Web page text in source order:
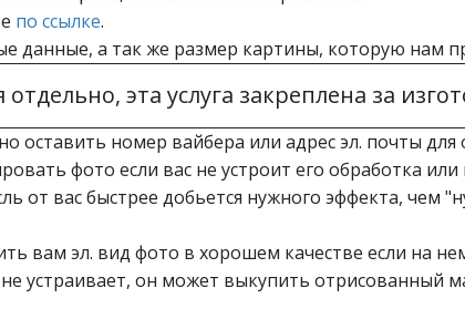
по ссылке.
данные, а так же размер картины, которую нам
эта услуга закреплена за
оставить номер вайбера или адрес эл. почты
фото если вас не устроит его обработка
от вас быстрее добьется нужного эффекта, чем
вам эл. вид фото в хорошем качестве если на
устраивает, он может выкупить отрисованный